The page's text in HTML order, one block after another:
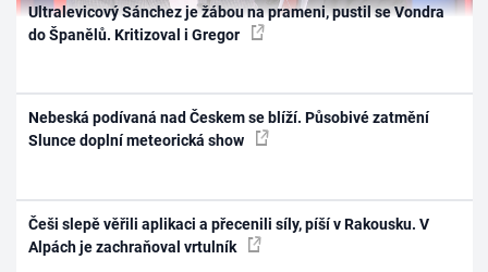
Ultralevicový Sánchez je žábou na prameni, pustil se Vondra
do Španělů. Kritizoval i Gregor
Nebeská podívaná nad Českem se blíží. Působivé zatmění
Slunce doplní meteorická show
Češi slepě věřili aplikaci a přecenili síly, píší v Rakousku. V
Alpách je zachraňoval vrtulník